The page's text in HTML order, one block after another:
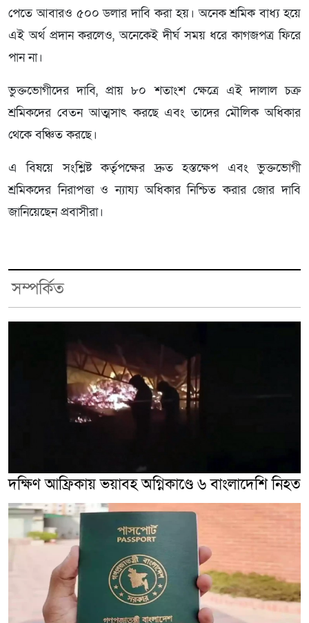
পেতে আবারও ৫০০ ডলার দাবি করা হয়। অনেক শ্রমিক বাধ্য হয়ে
এই অর্থ প্রদান করলেও, অনেকেই দীর্ঘ সময় ধরে কাগজপত্র ফিরে
পান না।
ভুক্তভোগীদের দাবি, প্রায় ৮০ শতাংশ ক্ষেত্রে এই দালাল চক্র
শ্রমিকদের বেতন আত্মসাৎ করছে এবং তাদের মৌলিক অধিকার
থেকে বঞ্চিত করছে।
এ বিষয়ে সংশ্লিষ্ট কর্তৃপক্ষের দ্রুত হস্তক্ষেপ এবং ভুক্তভোগী
শ্রমিকদের নিরাপত্তা ও ন্যায্য অধিকার নিশ্চিত করার জোর দাবি
জানিয়েছেন প্রবাসীরা।
সম্পর্কিত
দক্ষিণ আফ্রিকায় ভয়াবহ অগ্নিকাণ্ডে ৬ বাংলাদেশি নিহত